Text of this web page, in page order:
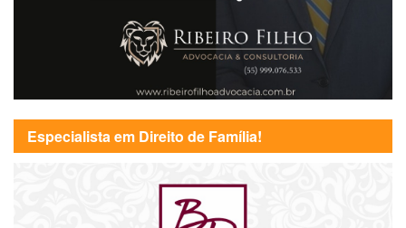
Especialista em Direito de Família!